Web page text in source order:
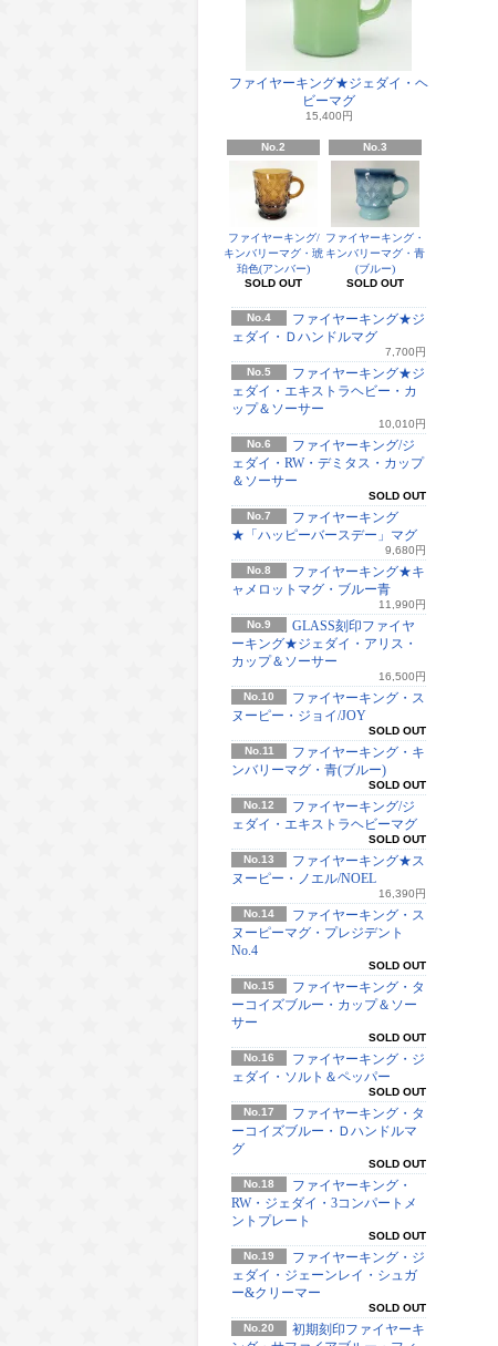
ファイヤーキング★ジェダイ・ヘ
ビーマグ
15,400円
No.2
ファイヤーキング/
キンバリーマグ・琥
珀色(アンバー)
SOLD OUT
No.3
ファイヤーキング・
キンバリーマグ・青
(ブルー)
SOLD OUT
No.4
ファイヤーキング★ジ
ェダイ・Ｄハンドルマグ
7,700円
No.5
ファイヤーキング★ジ
ェダイ・エキストラヘビー・カ
ップ＆ソーサー
10,010円
No.6
ファイヤーキング/ジ
ェダイ・RW・デミタス・カップ
＆ソーサー
SOLD OUT
No.7
ファイヤーキング
★「ハッピーバースデー」マグ
9,680円
No.8
ファイヤーキング★キ
ャメロットマグ・ブルー青
11,990円
No.9
GLASS刻印ファイヤ
ーキング★ジェダイ・アリス・
カップ＆ソーサー
16,500円
No.10
ファイヤーキング・ス
ヌーピー・ジョイ/JOY
SOLD OUT
No.11
ファイヤーキング・キ
ンバリーマグ・青(ブルー)
SOLD OUT
No.12
ファイヤーキング/ジ
ェダイ・エキストラヘビーマグ
SOLD OUT
No.13
ファイヤーキング★ス
ヌーピー・ノエル/NOEL
16,390円
No.14
ファイヤーキング・ス
ヌーピーマグ・プレジデント
No.4
SOLD OUT
No.15
ファイヤーキング・タ
ーコイズブルー・カップ＆ソー
サー
SOLD OUT
No.16
ファイヤーキング・ジ
ェダイ・ソルト＆ペッパー
SOLD OUT
No.17
ファイヤーキング・タ
ーコイズブルー・Ｄハンドルマ
グ
SOLD OUT
No.18
ファイヤーキング・
RW・ジェダイ・3コンパートメ
ントプレート
SOLD OUT
No.19
ファイヤーキング・ジ
ェダイ・ジェーンレイ・シュガ
ー&クリーマー
SOLD OUT
No.20
初期刻印ファイヤーキ